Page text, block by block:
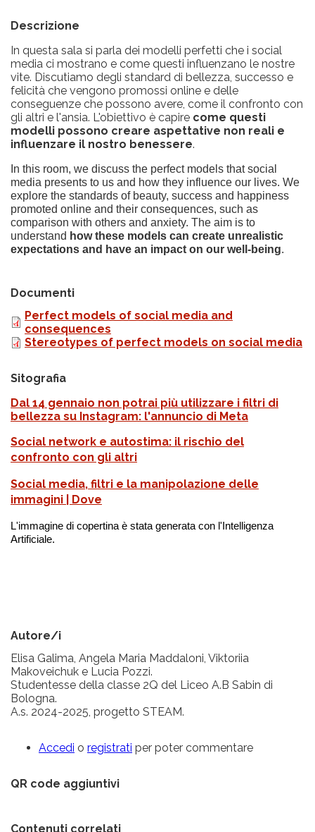
Descrizione
In questa sala si parla dei modelli perfetti che i social
media ci mostrano e come questi influenzano le nostre
vite. Discutiamo degli standard di bellezza, successo e
felicità che vengono promossi online e delle
conseguenze che possono avere, come il confronto con
gli altri e l'ansia. L'obiettivo è capire come questi
modelli possono creare aspettative non reali e
influenzare il nostro benessere.
In this room, we discuss the perfect models that social
media presents to us and how they influence our lives. We
explore the standards of beauty, success and happiness
promoted online and their consequences, such as
comparison with others and anxiety. The aim is to
understand how these models can create unrealistic
expectations and have an impact on our well-being.
Documenti
Perfect models of social media and
consequences
Stereotypes of perfect models on social media
Sitografia
Dal 14 gennaio non potrai più utilizzare i filtri di
bellezza su Instagram: l'annuncio di Meta
Social network e autostima: il rischio del
confronto con gli altri
Social media, filtri e la manipolazione delle
immagini | Dove
L'immagine di copertina è stata generata con l'Intelligenza
Artificiale.
Autore/i
Elisa Galima, Angela Maria Maddaloni, Viktoriia
Makoveichuk e Lucia Pozzi.
Studentesse della classe 2Q del Liceo A.B Sabin di
Bologna.
A.s. 2024-2025, progetto STEAM.
Accedi o registrati per poter commentare
QR code aggiuntivi
Contenuti correlati